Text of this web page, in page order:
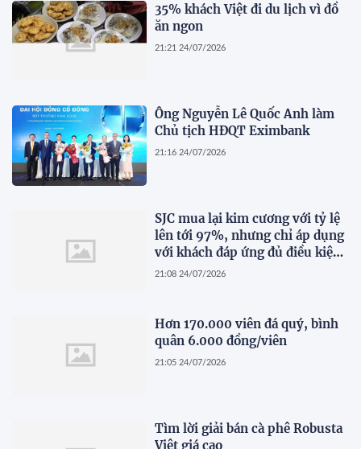
35% khách Việt đi du lịch vì đồ
ăn ngon
21:21 24/07/2026
Ông Nguyễn Lê Quốc Anh làm
Chủ tịch HĐQT Eximbank
21:16 24/07/2026
SJC mua lại kim cương với tỷ lệ
lên tới 97%, nhưng chỉ áp dụng
với khách đáp ứng đủ điều kiện
này
21:08 24/07/2026
Hơn 170.000 viên đá quý, bình
quân 6.000 đồng/viên
21:05 24/07/2026
Tìm lời giải bán cà phê Robusta
Việt giá cao